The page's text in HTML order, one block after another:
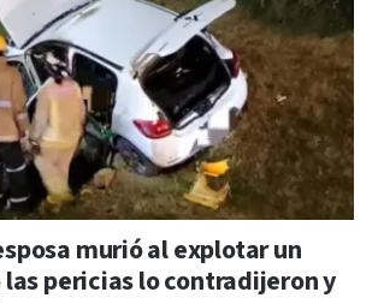
murió al explotar un
las pericias lo contradijeron y